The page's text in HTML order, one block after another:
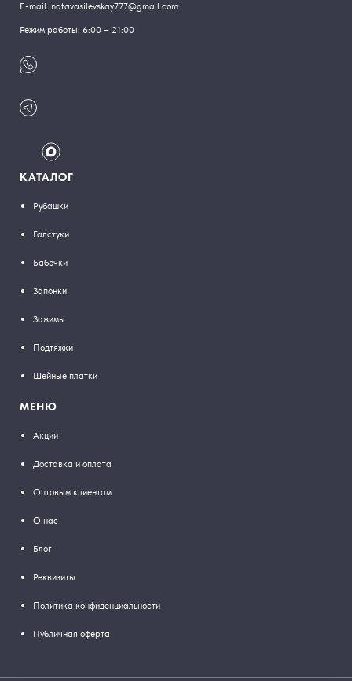
E-mail: natavasilevskay777@gmail.com
Режим работы: 6:00 – 21:00
КАТАЛОГ
Рубашки
Галстуки
Бабочки
Запонки
Зажимы
Подтяжки
Шейные платки
МЕНЮ
Акции
Доставка и оплата
Оптовым клиентам
О нас
Блог
Реквизиты
Политика конфиденциальности
Публичная оферта